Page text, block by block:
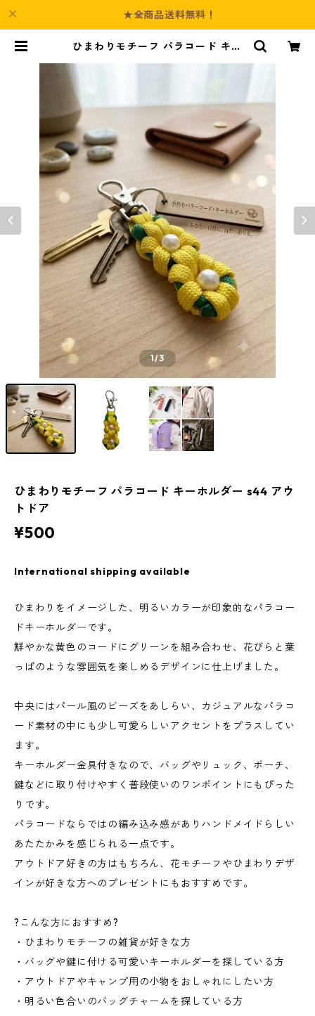
★全商品送料無料！
ひまわりモチーフ パラコード キー
1/3
ひまわりモチーフ パラコード キーホルダー s44 アウ
トドア
¥500
International shipping available
ひまわりをイメージした、明るいカラーが印象的なパラコー
ドキーホルダーです。
鮮やかな黄色のコードにグリーンを組み合わせ、花びらと葉
っぱのような雰囲気を楽しめるデザインに仕上げました。
中央にはパール風のビーズをあしらい、カジュアルなパラコ
ード素材の中にも少し可愛らしいアクセントをプラスしてい
ます。
キーホルダー金具付きなので、バッグやリュック、ポーチ、
鍵などに取り付けやすく普段使いのワンポイントにもぴった
りです。
パラコードならではの編み込み感がありハンドメイドらしい
あたたかみを感じられる一点です。
アウトドア好きの方はもちろん、花モチーフやひまわりデザ
インが好きな方へのプレゼントにもおすすめです。
?こんな方におすすめ?
・ひまわりモチーフの雑貨が好きな方
・バッグや鍵に付ける可愛いキーホルダーを探している方
・アウトドアやキャンプ用の小物をおしゃれにしたい方
・明るい色合いのバッグチャームを探している方